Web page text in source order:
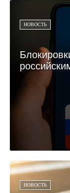
НОВОСТЬ
НОВОСТЬ